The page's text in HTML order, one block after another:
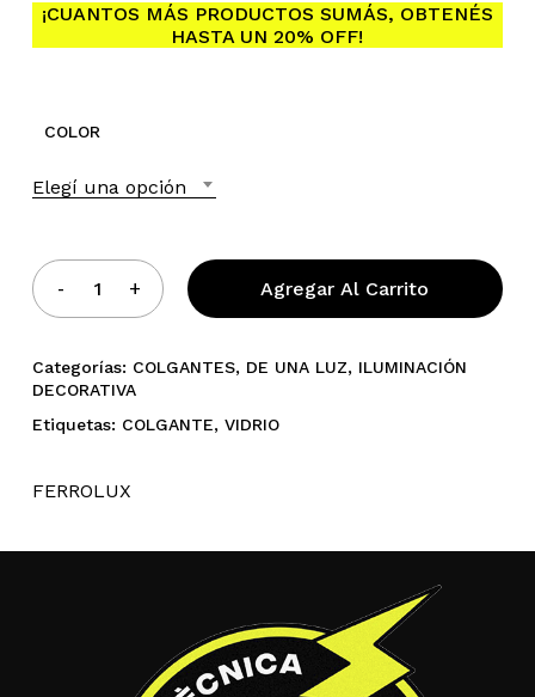
No hay productos en el
¡CUANTOS MÁS PRODUCTOS SUMÁS, OBTENÉS
HASTA UN 20% OFF!
COLOR
Elegí una opción
Agregar Al Carrito
Categorías: COLGANTES, DE UNA LUZ, ILUMINACIÓN
DECORATIVA
Etiquetas: COLGANTE, VIDRIO
FERROLUX